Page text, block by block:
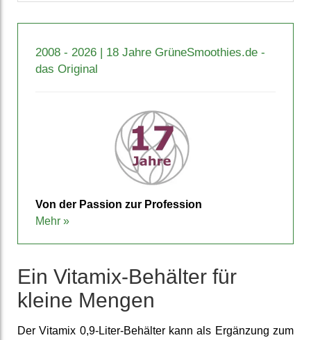
2008 - 2026 | 18 Jahre GrüneSmoothies.de -
das Original
Von der Passion zur Pro­fession
Mehr »
Ein Vitamix-Behälter für
kleine Mengen
Der Vitamix 0,9-Liter-Behälter kann als Er­gänzung zum